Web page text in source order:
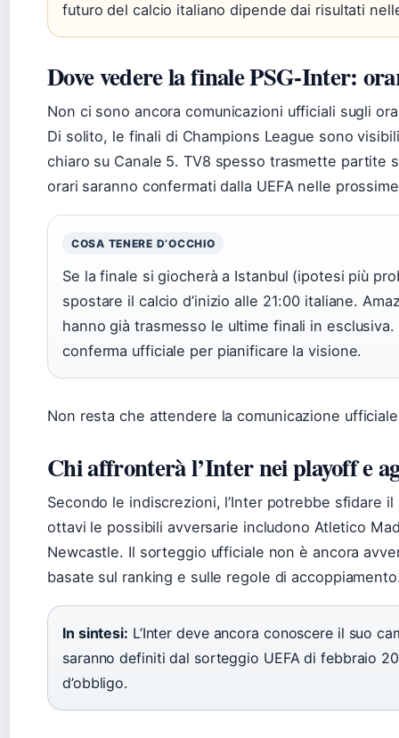
futuro del calcio italiano dipende dai risultati
Dove vedere la finale PSG-Inter:
Non ci sono ancora comunicazioni ufficiali sugli
Di solito, le finali di Champions League sono
chiaro su Canale 5. TV8 spesso trasmette partite
orari saranno confermati dalla UEFA nelle
COSA TENERE D’OCCHIO
Se la finale si giocherà a Istanbul (ipotesi più
spostare il calcio d’inizio alle 21:00 italiane.
hanno già trasmesso le ultime finali in
conferma ufficiale per pianificare la visione.
Non resta che attendere la comunicazione
Chi affronterà l’Inter nei playoff e
Secondo le indiscrezioni, l’Inter potrebbe sfidare
ottavi le possibili avversarie includono Atletico
Newcastle. Il sorteggio ufficiale non è ancora
basate sul ranking e sulle regole di
In sintesi: L’Inter deve ancora conoscere il suo
saranno definiti dal sorteggio UEFA di febbraio
d’obbligo.